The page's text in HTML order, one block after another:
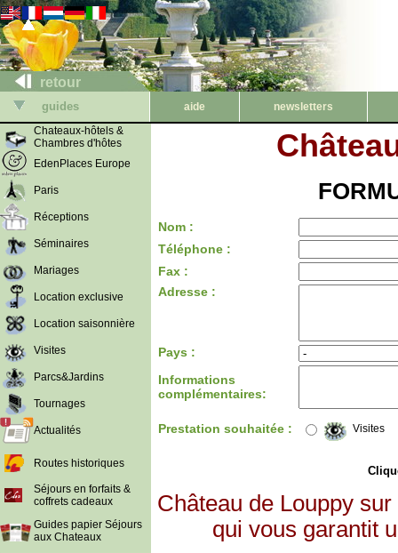
retour
guides aide
newsletters
Chateaux-hôtels &
Chambres d'hôtes
EdenPlaces Europe
Paris
Réceptions
Séminaires
Mariages
Location exclusive
Location saisonnière
Visites
Parcs&Jardins
Tournages
Actualités
Routes historiques
Séjours en forfaits &
coffrets cadeaux
Guides papier Séjours
aux Chateaux
Nom :
Téléphone :
Fax :
Adresse :
Pays :
Informations
complémentaires:
Prestation souhaitée : Visites
Château de Louppy
qui vous garantit